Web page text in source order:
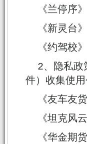
《兰停序
《新灵台
《约驾校
2、隐私政
件）收集使
《友车友
《坦克风
《华金